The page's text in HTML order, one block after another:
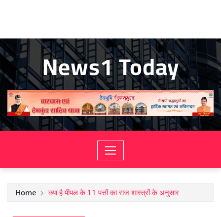
News1 Today
Home क्या है पीपल के 11 पत्तों का राज शास्त्रों के अनुसार